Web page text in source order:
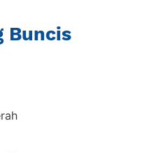
Buncis